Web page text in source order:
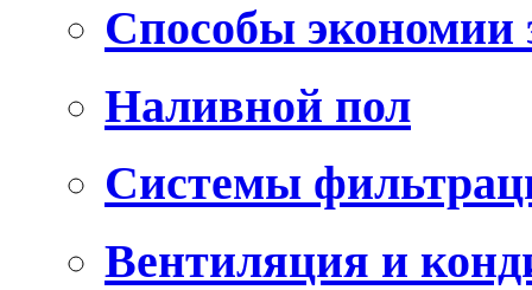
Способы экономии
Наливной пол
Системы
Вентиляция и